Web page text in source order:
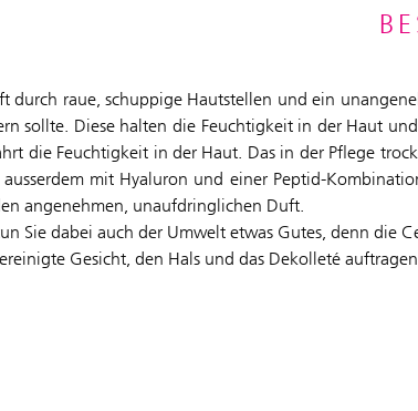
durch raue, schuppige Hautstellen und ein
sollte. Diese halten die Feuchtigkeit in der Haut
die Feuchtigkeit in der Haut. Das in der Pflege
mit Hyaluron und einer Peptid-
angenehmen, unaufdringlichen Duft.
Sie dabei auch der Umwelt etwas Gutes, denn die
Gesicht, den Hals und das Dekolleté